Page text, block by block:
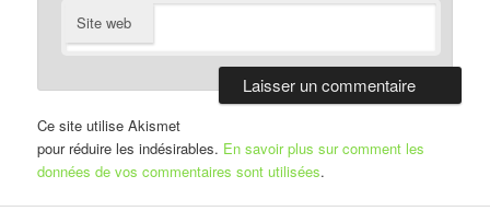
Site web
Ce site utilise Akismet
pour réduire les indésirables. En savoir plus sur comment les
données de vos commentaires sont utilisées.